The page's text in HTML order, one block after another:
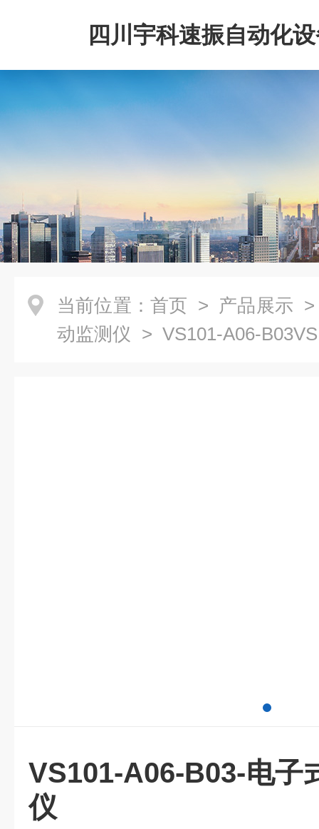
四川宇科速振自动化
公司
当前位置： 首页 > 产品展示
动监测仪 > VS101-A06-
VS101-A06-B03-电子
仪